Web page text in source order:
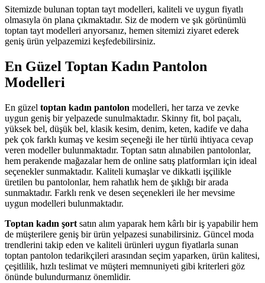
Sitemizde bulunan toptan tayt modelleri, kaliteli ve uygun fiyatlı
olmasıyla ön plana çıkmaktadır. Siz de modern ve şık görünümlü
toptan tayt modelleri arıyorsanız, hemen sitemizi ziyaret ederek
geniş ürün yelpazemizi keşfedebilirsiniz.
En Güzel Toptan Kadın Pantolon
Modelleri
En güzel toptan kadın pantolon modelleri, her tarza ve zevke
uygun geniş bir yelpazede sunulmaktadır. Skinny fit, bol paçalı,
yüksek bel, düşük bel, klasik kesim, denim, keten, kadife ve daha
pek çok farklı kumaş ve kesim seçeneği ile her türlü ihtiyaca cevap
veren modeller bulunmaktadır. Toptan satın alınabilen pantolonlar,
hem perakende mağazalar hem de online satış platformları için ideal
seçenekler sunmaktadır. Kaliteli kumaşlar ve dikkatli işçilikle
üretilen bu pantolonlar, hem rahatlık hem de şıklığı bir arada
sunmaktadır. Farklı renk ve desen seçenekleri ile her mevsime
uygun modelleri bulunmaktadır.
Toptan kadın şort satın alım yaparak hem kârlı bir iş yapabilir hem
de müşterilere geniş bir ürün yelpazesi sunabilirsiniz. Güncel moda
trendlerini takip eden ve kaliteli ürünleri uygun fiyatlarla sunan
toptan pantolon tedarikçileri arasından seçim yaparken, ürün kalitesi,
çeşitlilik, hızlı teslimat ve müşteri memnuniyeti gibi kriterleri göz
önünde bulundurmanız önemlidir.